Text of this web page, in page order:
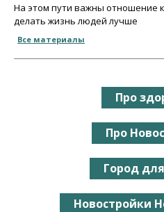
На этом пути важны отношение
делать жизнь людей лучше
Все материалы
Про
Про
Город
Новостройки